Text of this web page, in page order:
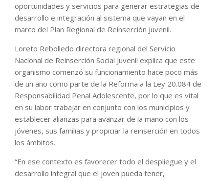
oportunidades y servicios para generar estrategias de
desarrollo e integración al sistema que vayan en el
marco del Plan Regional de Reinserción Juvenil.
Loreto Rebolledo directora regional del Servicio
Nacional de Reinserción Social Juvenil explica que este
organismo comenzó su funcionamiento hace poco más
de un año como parte de la Reforma a la Ley 20.084 de
Responsabilidad Penal Adolescente, por lo que es vital
en su labor trabajar en conjunto con los municipios y
establecer alianzas para avanzar de la mano con los
jóvenes, sus familias y propiciar la reinserción en todos
los ámbitos.
“En ese contexto es favorecer todo el despliegue y el
desarrollo integral que el joven pueda tener,